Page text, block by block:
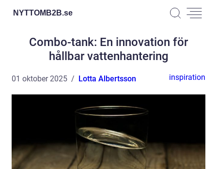
NYTTOMB2B.se
Combo-tank: En innovation för
hållbar vattenhantering
01 oktober 2025 Lotta Albertsson inspiration